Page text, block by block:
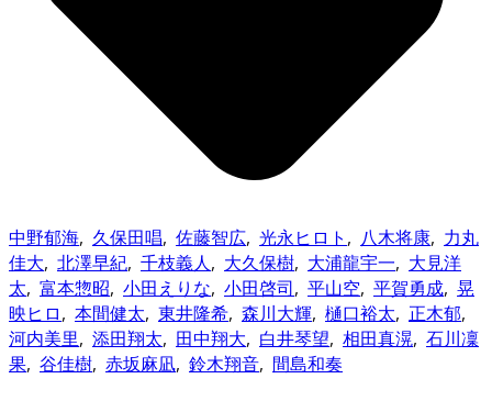
中野郁海, 久保田唱, 佐藤智広, 光永ヒロト , 八木将康, 力丸
佳大, 北澤早紀, 千枝義人, 大久保樹, 大浦龍宇一, 大見洋
太, 富本惣昭, 小田えりな, 小田啓司, 平山空, 平賀勇成, 晃
映ヒロ, 本間健太, 東井隆希, 森川大輝, 樋口裕太, 正木郁,
河内美里, 添田翔太, 田中翔大, 白井琴望, 相田真滉, 石川凜
果, 谷佳樹, 赤坂麻凪, 鈴木翔音, 間島和奏